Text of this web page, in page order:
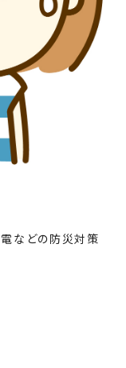
電などの防災対策